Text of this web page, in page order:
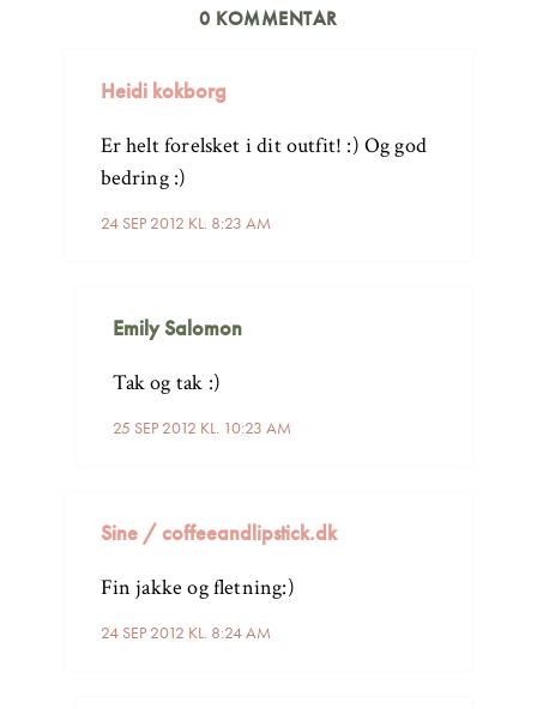
0 KOMMENTAR
Heidi kokborg
24 SEP 2012 KL. 8:23 AM
Er helt forelsket i dit outfit! :) Og god
bedring :)
Emily Salomon
25 SEP 2012 KL. 10:23 AM
Tak og tak :)
Sine / coffeeandlipstick.dk
24 SEP 2012 KL. 8:24 AM
Fin jakke og fletning:)